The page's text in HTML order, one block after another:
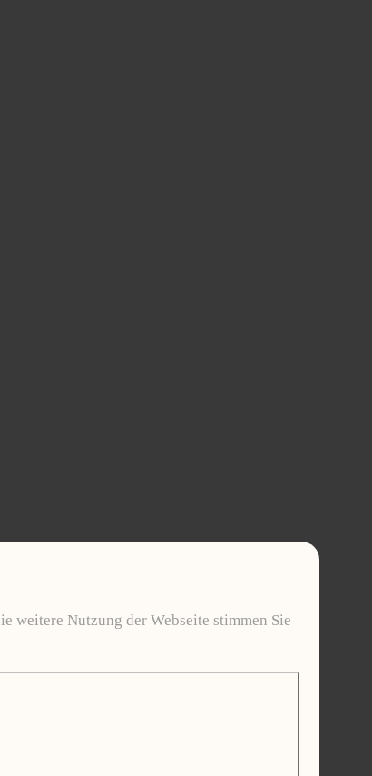
weitere Nutzung der Webseite stimmen Sie